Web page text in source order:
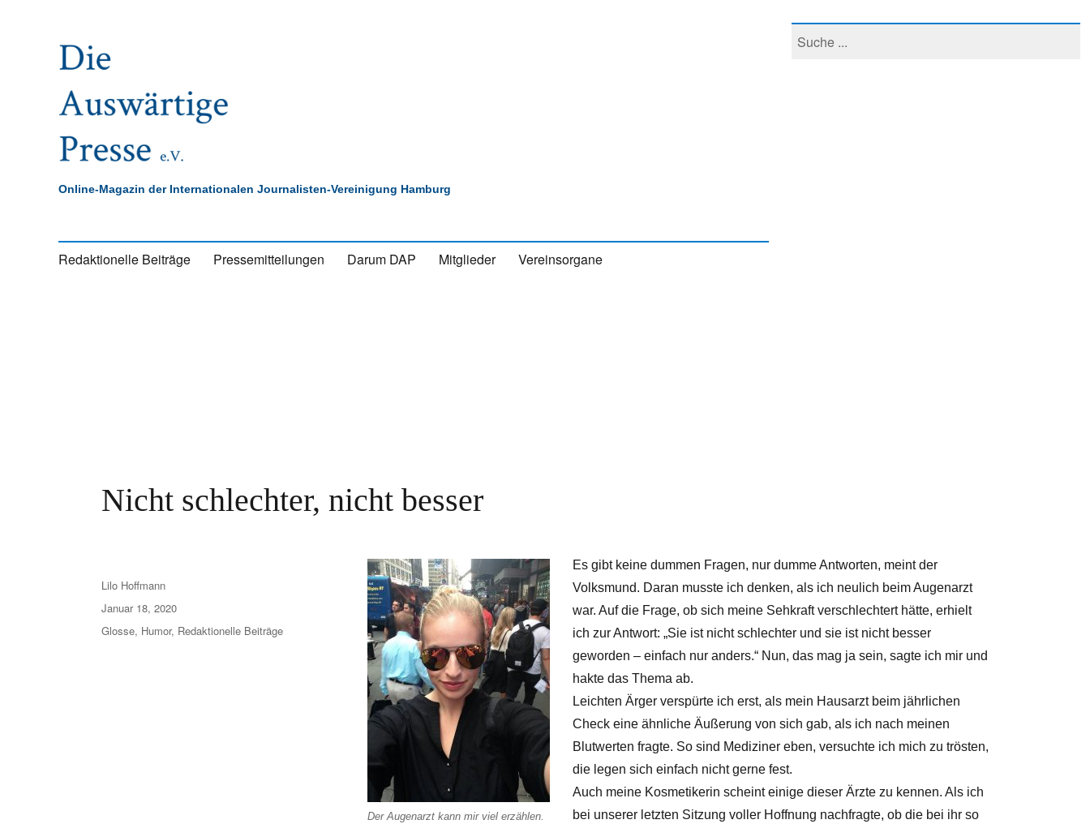
Online-Magazin der Internationalen Journalisten-Vereinigung Hamburg
Redaktionelle Beiträge Pressemitteilungen Darum DAP Mitglieder Vereinsorgane
Nicht schlechter, nicht besser
Der Augenarzt kann mir viel erzählen.
Es gibt keine dummen Fragen, nur dumme Antworten, meint der
Volksmund. Daran musste ich denken, als ich neulich beim Augenarzt
war. Auf die Frage, ob sich meine Sehkraft verschlechtert hätte, erhielt
ich zur Antwort: „Sie ist nicht schlechter und sie ist nicht besser
geworden – einfach nur anders.“ Nun, das mag ja sein, sagte ich mir und
hakte das Thema ab.
Leichten Ärger verspürte ich erst, als mein Hausarzt beim jährlichen
Check eine ähnliche Äußerung von sich gab, als ich nach meinen
Blutwerten fragte. So sind Mediziner eben, versuchte ich mich zu trösten,
die legen sich einfach nicht gerne fest.
Auch meine Kosmetikerin scheint einige dieser Ärzte zu kennen. Als ich
bei unserer letzten Sitzung voller Hoffnung nachfragte, ob die bei ihr so
Lilo Hoffmann
Januar 18, 2020
Glosse, Humor, Redaktionelle Beiträge